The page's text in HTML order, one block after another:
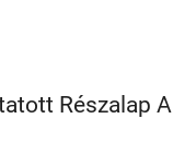
Részalap A